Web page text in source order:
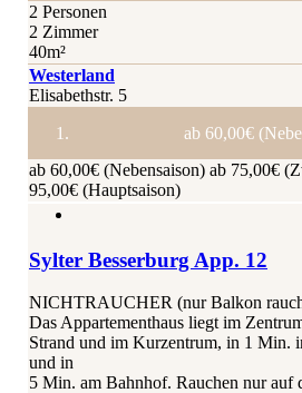
2 Personen
2 Zimmer
40m²
Westerland
Elisabethstr. 5
ab 60,00€
ab 60,00€ (Nebensaison) ab 75,00€
95,00€ (Hauptsaison)
Sylter Besserburg App. 12
NICHTRAUCHER (nur Balkon
Das Appartementhaus liegt im
Strand und im Kurzentrum, in 1 Min.
und in
5 Min. am Bahnhof. Rauchen nur auf